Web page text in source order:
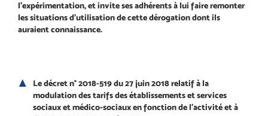
l’expérimentation, et invite ses adhérents à lui faire remonter
les situations d’utilisation de cette dérogation dont ils
auraient connaissance.
Le décret n° 2018-519 du 27 juin 2018 relatif à la
modulation des tarifs des établissements et services
sociaux et médico-sociaux en fonction de l’activité et à